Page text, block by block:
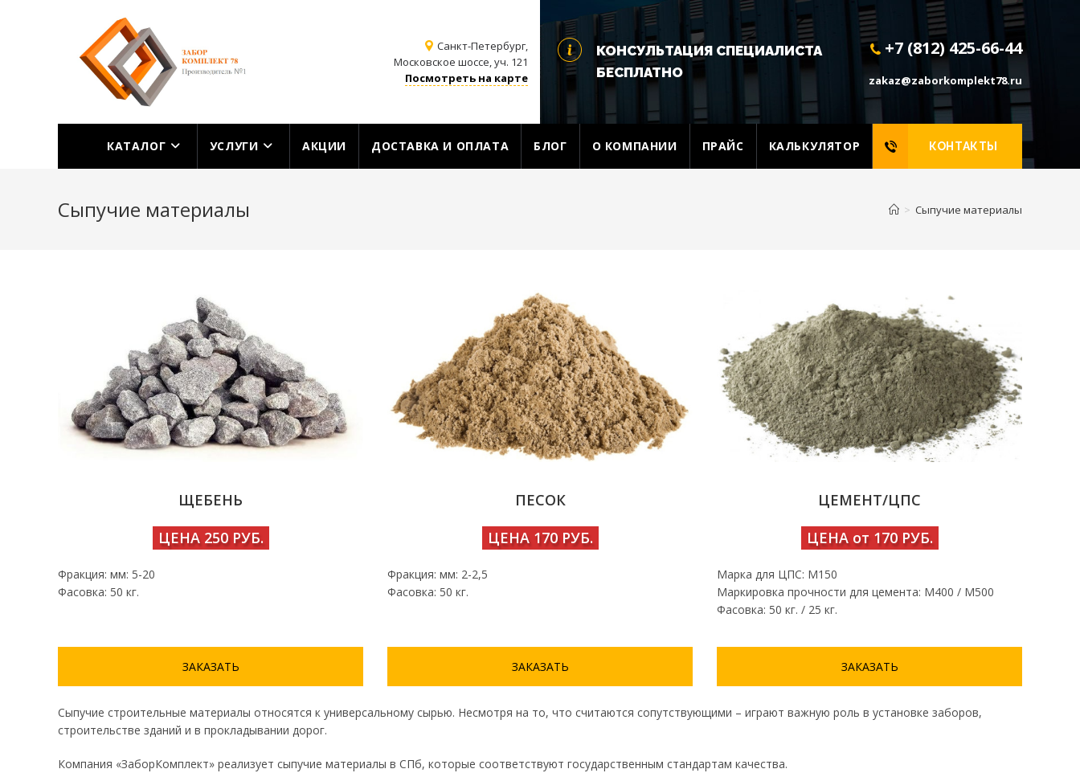
Санкт-Петербург,
Московское шоссе, уч. 121
Посмотреть на карте
КОНСУЛЬТАЦИЯ СПЕЦИАЛИСТА
БЕСПЛАТНО
+7 (812) 425-66-44
zakaz@zaborkomplekt78.ru
КАТАЛОГ УСЛУГИ АКЦИИ ДОСТАВКА И ОПЛАТА БЛОГ О КОМПАНИИ ПРАЙС КАЛЬКУЛЯТОР КОНТАКТЫ
Сыпучие материалы > Сыпучие материалы
ЩЕБЕНЬ
ЦЕНА 250 РУБ.
Фракция: мм: 5-20
Фасовка: 50 кг.
ЗАКАЗАТЬ
ПЕСОК
ЦЕНА 170 РУБ.
Фракция: мм: 2-2,5
Фасовка: 50 кг.
ЗАКАЗАТЬ
ЦЕМЕНТ/ЦПС
ЦЕНА от 170 РУБ.
Марка для ЦПС: М150
Маркировка прочности для цемента: М400 / М500
Фасовка: 50 кг. / 25 кг.
ЗАКАЗАТЬ
Сыпучие строительные материалы относятся к универсальному сырью. Несмотря на то, что считаются сопутствующими – играют важную роль в установке заборов,
строительстве зданий и в прокладывании дорог.
Компания «ЗаборКомплект» реализует сыпучие материалы в СПб, которые соответствуют государственным стандартам качества.